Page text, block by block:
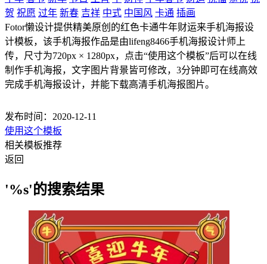
贺 祝愿 过年 新春 吉祥 中式 中国风 卡通 插画
Fotor懒设计提供精美原创的红色卡通牛年财运来手机海报设
计模板，该手机海报作品是由lifeng8466手机海报设计师上
传，尺寸为720px × 1280px，点击“使用这个模板”后可以在线
制作手机海报，文字图片背景皆可修改，3分钟即可在线高效
完成手机海报设计，并能下载高清手机海报图片。
发布时间：2020-12-11
使用这个模板
相关模板推荐
返回
'%s'的搜索结果